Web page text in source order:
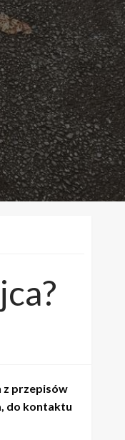
z przepisów
do kontaktu